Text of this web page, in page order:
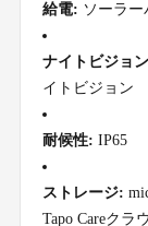
給電: ソーラー
ナイトビジョ
イトビジョン
耐候性: IP65
ストレージ:
Tapo Careクラ